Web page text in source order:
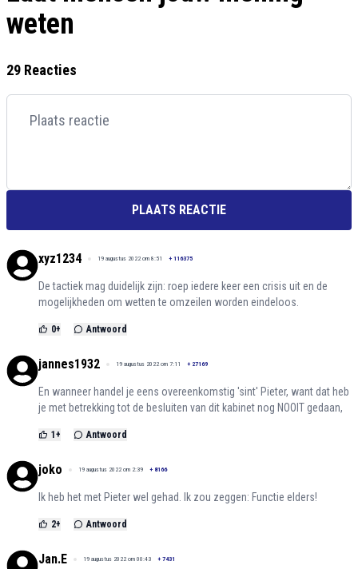
weten
29 Reacties
PLAATS REACTIE
xyz1234 19 augustus 2022 om 8:51 + 116375
De tactiek mag duidelijk zijn: roep iedere keer een crisis uit en de
mogelijkheden om wetten te omzeilen worden eindeloos.
0+ Antwoord
jannes1932 19 augustus 2022 om 7:11 + 27169
En wanneer handel je eens overeenkomstig 'sint' Pieter, want dat heb
je met betrekking tot de besluiten van dit kabinet nog NOOIT gedaan,
1 + Antwoord
joko 19 augustus 2022 om 2:39 + 8166
Ik heb het met Pieter wel gehad. Ik zou zeggen: Functie elders!
2+ Antwoord
Jan.E 19 augustus 2022 om 00:43 + 7431